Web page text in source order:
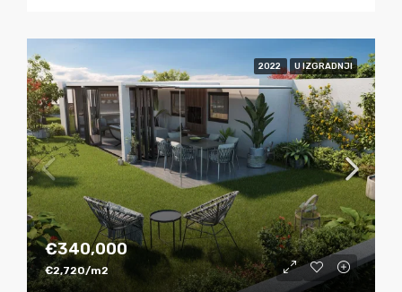
2022 U IZGRADNJI
€340,000
€2,720/m2